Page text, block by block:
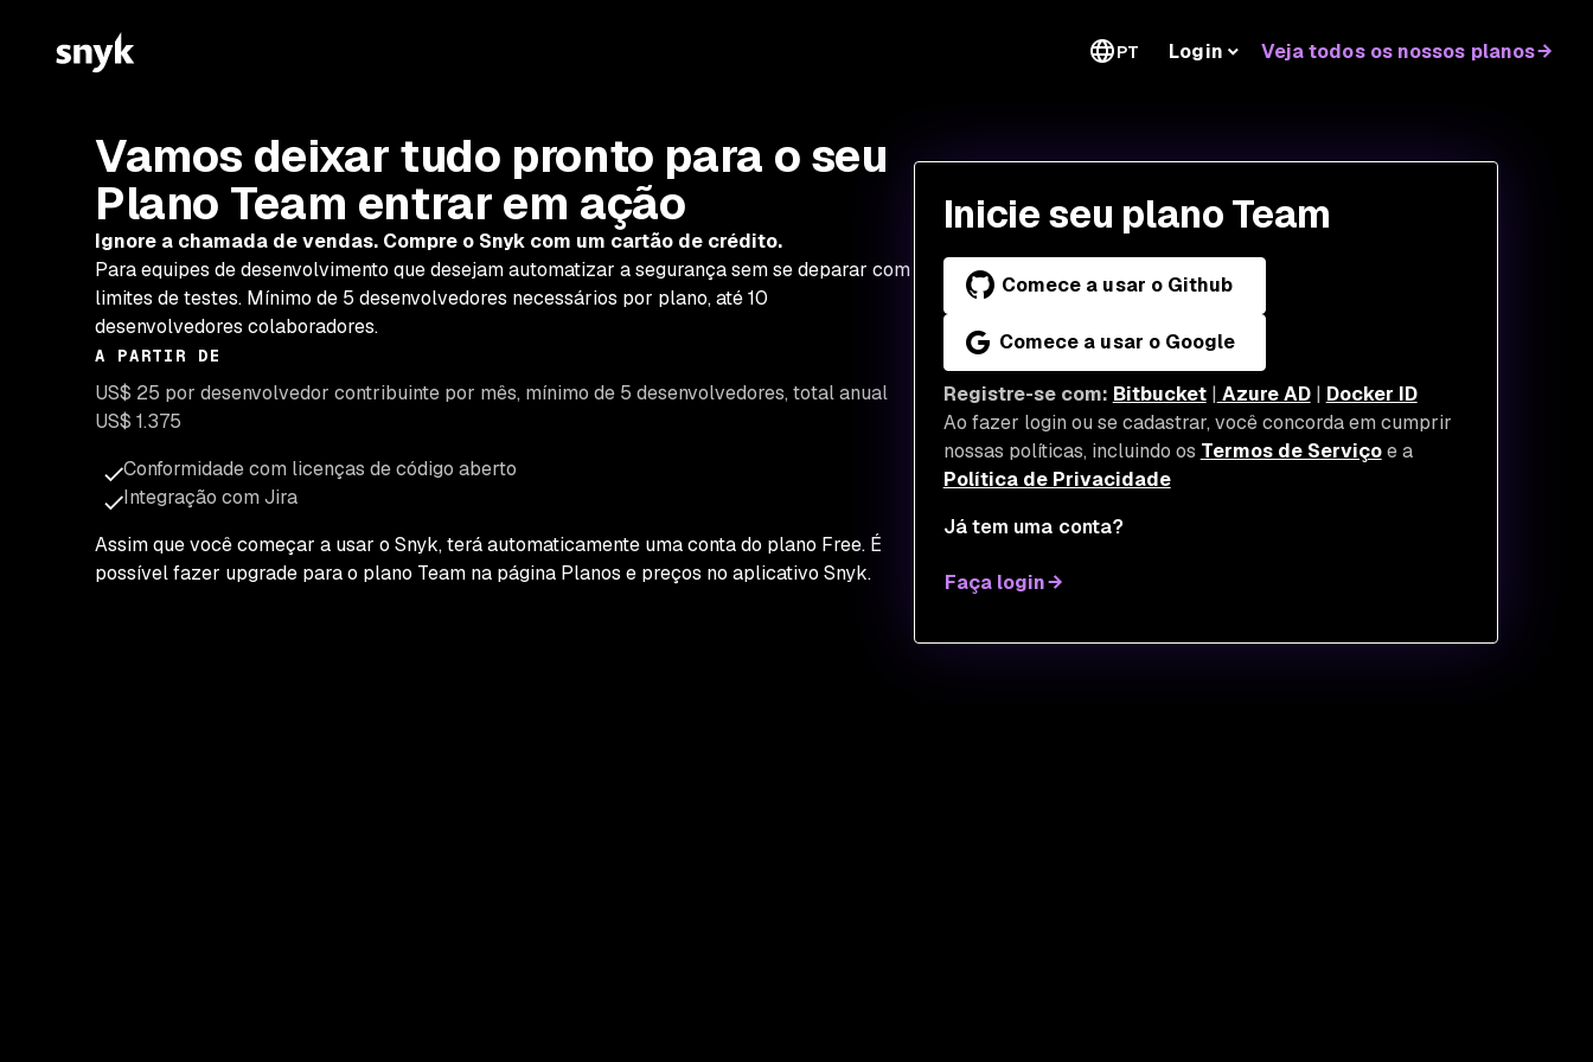
PT Login Veja todos os nossos planos
Vamos deixar tudo pronto para o seu
Plano Team entrar em ação
Ignore a chamada de vendas. Compre o Snyk com um cartão de crédito.
Para equipes de desenvolvimento que desejam automatizar a segurança sem se deparar com
limites de testes. Mínimo de 5 desenvolvedores necessários por plano, até 10
desenvolvedores colaboradores.
A PARTIR DE
US$ 25 por desenvolvedor contribuinte por mês, mínimo de 5 desenvolvedores, total anual
US$ 1.375
Conformidade com licenças de código aberto
Integração com Jira
Assim que você começar a usar o Snyk, terá automaticamente uma conta do plano Free. É
possível fazer upgrade para o plano Team na página Planos e preços no aplicativo Snyk.
Inicie seu plano Team
Comece a usar o Github
Comece a usar o Google
Registre-se com: Bitbucket| Azure AD| Docker ID
Ao fazer login ou se cadastrar, você concorda em cumprir
nossas políticas, incluindo os Termos de Serviçoe a
Política de Privacidade
Já tem uma conta?
Faça login